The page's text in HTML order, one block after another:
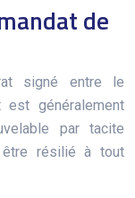
de
signé entre le
généralement
par tacite
être résilié à tout